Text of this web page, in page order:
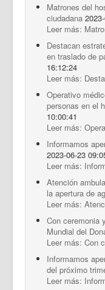
Matrones del
ciudadana
Leer más:
Destacan
en traslado de
16:12:24
Leer más:
Operativo
personas en el
10:00:41
Leer más:
Informamos
2023-06-23
Leer más:
Atención
la apertura de
Leer más:
Con ceremonia
Mundial del
Leer más: Con
Informamos
del próximo
Leer más: